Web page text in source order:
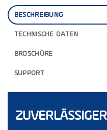
BESCHREIBUNG
TECHNISCHE DATEN
BROSCHÜRE
SUPPORT